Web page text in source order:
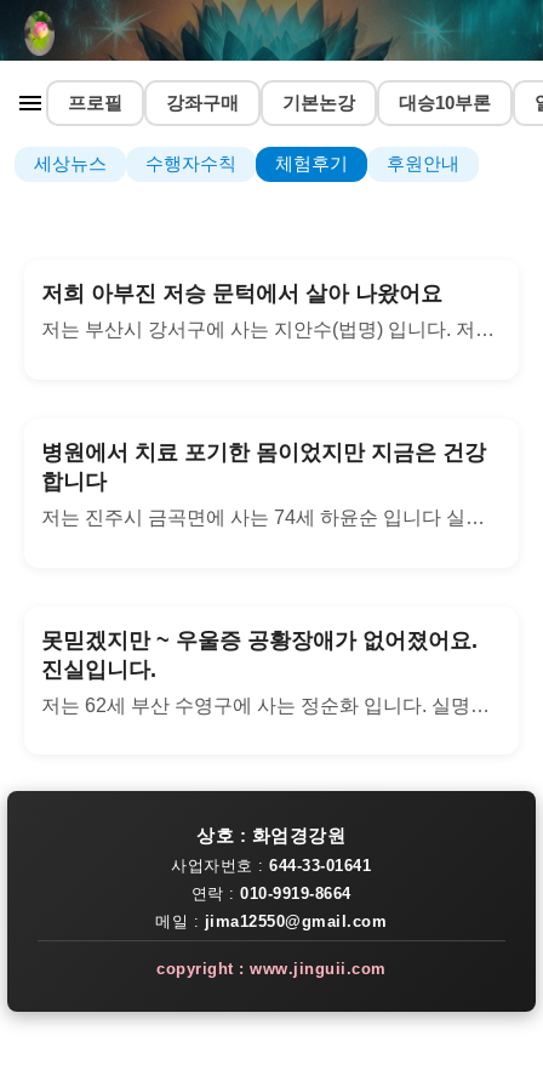
프로필 강좌구매 기본논강 대승10부론
세상뉴스 수행자수칙 체험후기 후원안내
저희 아부진 저승 문턱에서 살아 나왔어요
저는 부산시 강서구에 사는 지안수(법명) 입니다. 저희 아...
병원에서 치료 포기한 몸이었지만 지금은 건강
합니다
저는 진주시 금곡면에 사는 74세 하윤순 입니다 실명입니다....
못믿겠지만 ~ 우울증 공황장애가 없어졌어요.
진실입니다.
저는 62세 부산 수영구에 사는 정순화 입니다. 실명입니다...
상호 : 화엄경강원
사업자번호 :644-33-01641
연락 :010-9919-8664
메일 : jima12550@gmail.com
copyright : www.jinguii.com